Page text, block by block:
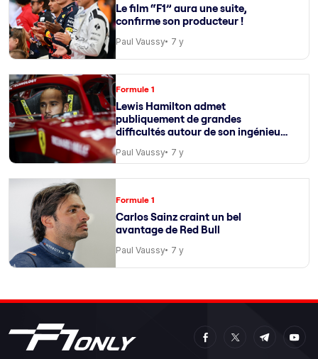
Le film “F1” aura une suite,
confirme son producteur !
Paul Vaussy 7 y
Formule 1
Lewis Hamilton admet
publiquement de grandes
difficultés autour de son ingénieur
Paul Vaussy 7 y
Formule 1
Carlos Sainz craint un bel
avantage de Red Bull
Paul Vaussy 7 y